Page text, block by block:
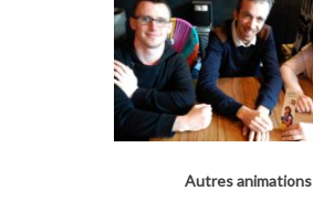
Autres animations